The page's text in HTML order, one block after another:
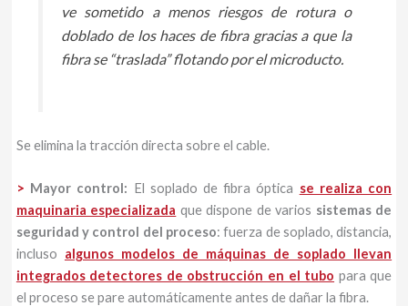
ve sometido a menos riesgos de rotura o
doblado de los haces de fibra gracias a que la
fibra se “traslada” flotando por el microducto.
Se elimina la tracción directa sobre el cable.
> Mayor control: El soplado de fibra óptica se realiza con
maquinaria especializada que dispone de varios sistemas de
seguridad y control del proceso: fuerza de soplado, distancia,
incluso algunos modelos de máquinas de soplado llevan
integrados detectores de obstrucción en el tubo para que
el proceso se pare automáticamente antes de dañar la fibra.